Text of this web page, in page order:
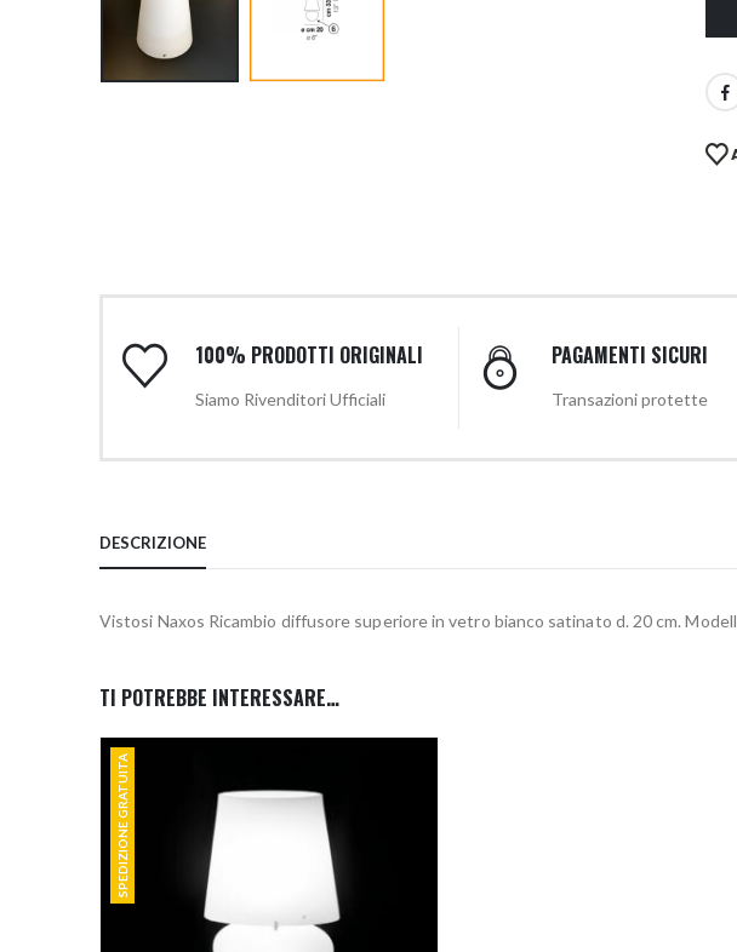
100% PRODOTTI ORIGINALI
Siamo Rivenditori Ufficiali
PAGAMENTI SICURI
Transazioni protette
DESCRIZIONE
Vistosi Naxos Ricambio diffusore superiore in vetro bianco satinato d. 20 cm.
TI POTREBBE INTERESSARE…
SPEDIZIONE GRATUITA